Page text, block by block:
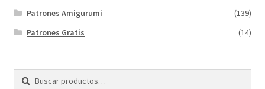
Patrones Amigurumi
(139)
Patrones Gratis
(14)
Buscar
Buscar